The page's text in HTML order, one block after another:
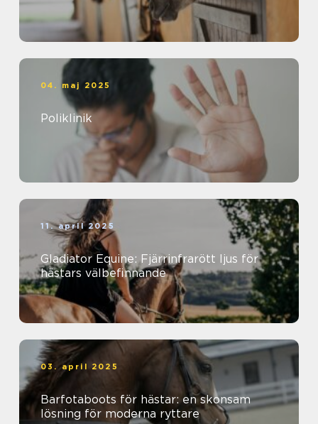
04. maj 2025
Poliklinik
11. april 2025
Gladiator Equine: Fjärrinfrarött ljus för
hästars välbefinnande
03. april 2025
Barfotaboots för hästar: en skonsam
lösning för moderna ryttare